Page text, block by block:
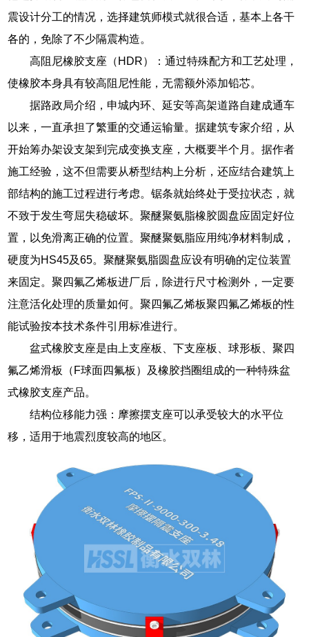
震设计分工的情况，选择建筑师模式就很合适，基本上各干
各的，免除了不少隔震构造。
高阻尼橡胶支座（HDR）：通过特殊配方和工艺处理，
使橡胶本身具有较高阻尼性能，无需额外添加铅芯。
据路政局介绍，申城内环、延安等高架道路自建成通车
以来，一直承担了繁重的交通运输量。据建筑专家介绍，从
开始筹办架设支架到完成变换支座，大概要半个月。据作者
施工经验，这不但需要从桥型结构上分析，还应结合建筑上
部结构的施工过程进行考虑。锯条就始终处于受拉状态，就
不致于发生弯屈失稳破坏。聚醚聚氨脂橡胶圆盘应固定好位
置，以免滑离正确的位置。聚醚聚氨脂应用纯净材料制成，
硬度为HS45及65。聚醚聚氨脂圆盘应设有明确的定位装置
来固定。聚四氟乙烯板进厂后，除进行尺寸检测外，一定要
注意活化处理的质量如何。聚四氟乙烯板聚四氟乙烯板的性
能试验按本技术条件引用标准进行。
盆式橡胶支座是由上支座板、下支座板、球形板、聚四
氟乙烯滑板（F球面四氟板）及橡胶挡圈组成的一种特殊盆
式橡胶支座产品。
结构位移能力强：摩擦摆支座可以承受较大的水平位
移，适用于地震烈度较高的地区。